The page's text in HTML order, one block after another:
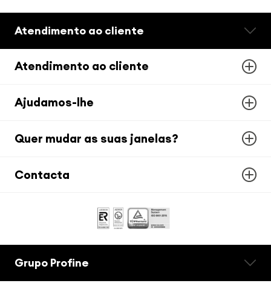
Atendimento ao cliente
Atendimento ao cliente
Ajudamos-lhe
Quer mudar as suas janelas?
Contacta
Grupo Profine